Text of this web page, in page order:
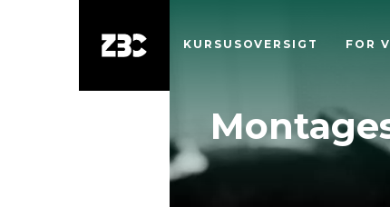
KURSUSOVERSIGT FOR